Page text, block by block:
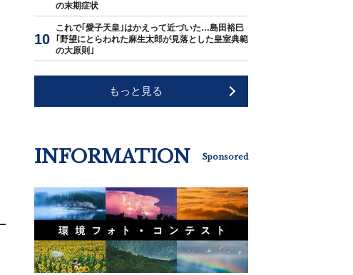
の末期症状
これで｢愛子天皇｣はかえって近づいた…島田裕巳
｢野望にとらわれた麻生太郎が見落とした皇室典範
の大原則｣
もっと見る
INFORMATION Sponsored